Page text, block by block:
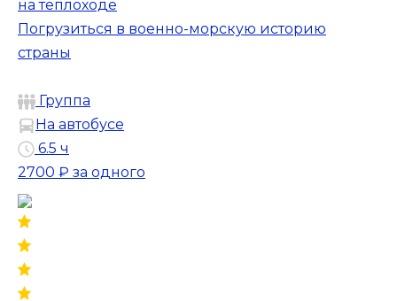
на теплоходе
Погрузиться в военно-морскую историю
страны
Группа
На автобусе
6.5 ч
2700 ₽ за одного